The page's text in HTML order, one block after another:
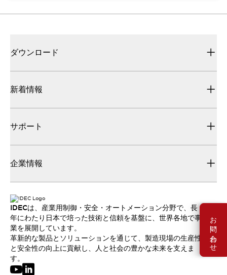
お問い合わせ
ダウンロード
新着情報
サポート
企業情報
IDECは、産業用制御・安全・オートメーション分野で、長
年にわたり日本で培った技術と信頼を基盤に、世界各地で事
業を展開しています。
革新的な製品とソリューションを通じて、製造現場の生産性
と安全性の向上に貢献し、人と社会の豊かな未来を支えま
す。